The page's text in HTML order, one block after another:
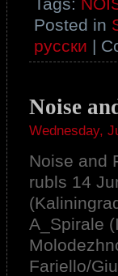
Posted in
русски |
Noise
Wednesday,
Noise and
rubls 14
A_Spirale
Fariello/